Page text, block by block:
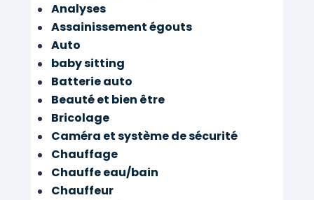
Analyses
Assainissement égouts
Auto
baby sitting
Batterie auto
Beauté et bien être
Bricolage
Caméra et système de sécurité
Chauffage
Chauffe eau/bain
Chauffeur